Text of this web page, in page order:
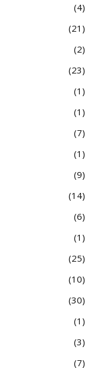
4
21
2
23
1
1
7
1
9
14
6
1
25
10
30
1
3
7